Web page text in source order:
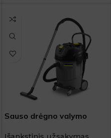
Sauso drėgno valymo